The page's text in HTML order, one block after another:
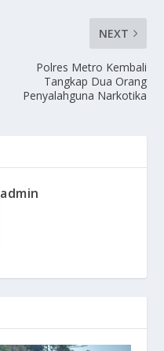
NEXT
Polres Metro Kembali
Tangkap Dua Orang
Penyalahguna Narkotika
admin